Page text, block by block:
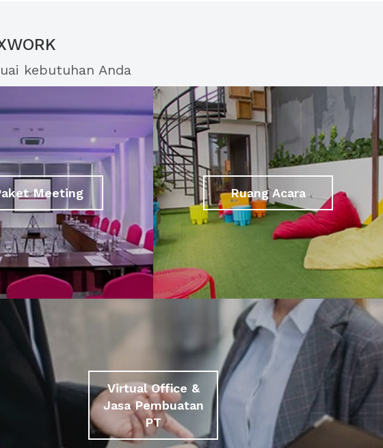
kebutuhan Anda
Meeting Ruang Acara
Virtual Office &
Jasa Pembuatan
PT